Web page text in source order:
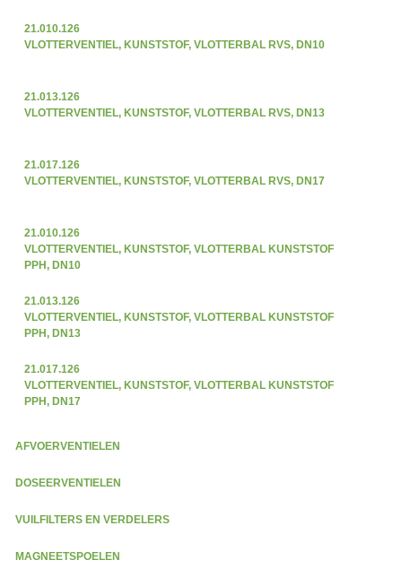
21.010.126
VLOTTERVENTIEL, KUNSTSTOF, VLOTTERBAL RVS, DN10
21.013.126
VLOTTERVENTIEL, KUNSTSTOF, VLOTTERBAL RVS, DN13
21.017.126
VLOTTERVENTIEL, KUNSTSTOF, VLOTTERBAL RVS, DN17
21.010.126
VLOTTERVENTIEL, KUNSTSTOF, VLOTTERBAL KUNSTSTOF
PPH, DN10
21.013.126
VLOTTERVENTIEL, KUNSTSTOF, VLOTTERBAL KUNSTSTOF
PPH, DN13
21.017.126
VLOTTERVENTIEL, KUNSTSTOF, VLOTTERBAL KUNSTSTOF
PPH, DN17
AFVOERVENTIELEN
DOSEERVENTIELEN
VUILFILTERS EN VERDELERS
MAGNEETSPOELEN